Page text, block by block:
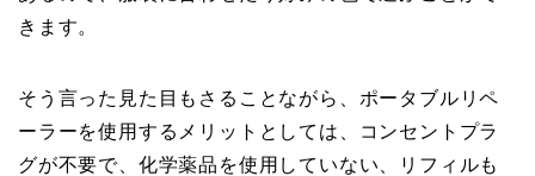
きます。
そう言った見た目もさることながら、ポータブルリペ
ーラーを使用するメリットとしては、コンセントプラ
グが不要で、化学薬品を使用していない、リフィルも